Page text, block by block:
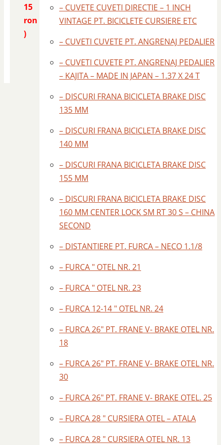
15
ron
)
– CUVETE CUVETI DIRECTIE – 1 INCH
VINTAGE PT. BICICLETE CURSIERE ETC
– CUVETI CUVETE PT. ANGRENAJ PEDALIER
– CUVETI CUVETE PT. ANGRENAJ PEDALIER
– KAJITA – MADE IN JAPAN – 1.37 X 24 T
– DISCURI FRANA BICICLETA BRAKE DISC
135 MM
– DISCURI FRANA BICICLETA BRAKE DISC
140 MM
– DISCURI FRANA BICICLETA BRAKE DISC
155 MM
– DISCURI FRANA BICICLETA BRAKE DISC
160 MM CENTER LOCK SM RT 30 S – CHINA
SECOND
– DISTANTIERE PT. FURCA – NECO 1.1/8
– FURCA ″ OTEL NR. 21
– FURCA ″ OTEL NR. 23
– FURCA 12-14 ″ OTEL NR. 24
– FURCA 26″ PT. FRANE V- BRAKE OTEL NR.
18
– FURCA 26″ PT. FRANE V- BRAKE OTEL NR.
30
– FURCA 26″ PT. FRANE V- BRAKE OTEL. 25
– FURCA 28 " CURSIERA OTEL – ATALA
– FURCA 28 " CURSIERA OTEL NR. 13